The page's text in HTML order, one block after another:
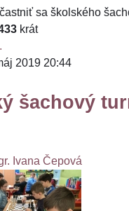
sa školského
krát
2019 20:44
šachový
Ivana Čepová